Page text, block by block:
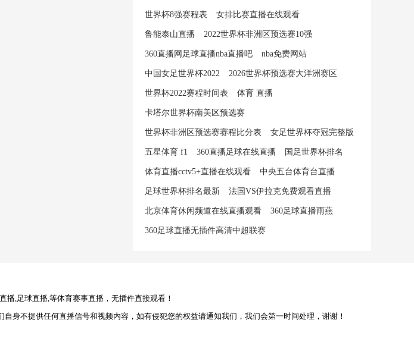
世界杯8强赛程表 女排比赛直播在线观看
鲁能泰山直播 2022世界杯非洲区预选赛10强
360直播网足球直播nba直播吧 nba免费网站
中国女足世界杯2022 2026世界杯预选赛大洋洲赛区
世界杯2022赛程时间表 体育 直播
卡塔尔世界杯南美区预选赛
世界杯非洲区预选赛赛程比分表 女足世界杯夺冠完整版
五星体育 f1 360直播足球在线直播 国足世界杯排名
体育直播cctv5+直播在线观看 中央五台体育台直播
足球世界杯排名最新 法国VS伊拉克免费观看直播
北京体育休闲频道在线直播观看 360足球直播雨燕
360足球直播无插件高清中超联赛
,足球直播,等体育赛事直播，无插件直接观看！
身不提供任何直播信号和视频内容，如有侵犯您的权益请通知我们，我们会第一时间处理，谢谢！